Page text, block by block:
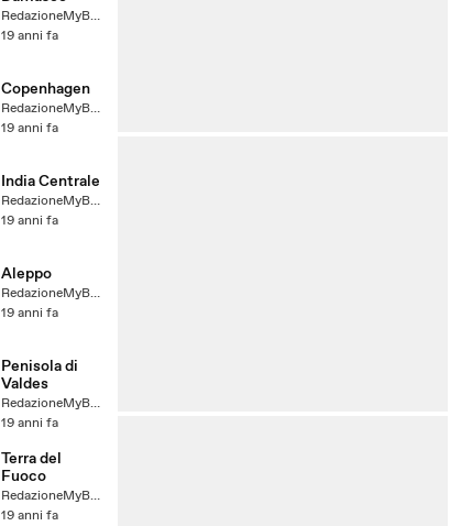
RedazioneMyBaggy
19 anni fa
Copenhagen
RedazioneMyBaggy
19 anni fa
India Centrale
RedazioneMyBaggy
19 anni fa
Aleppo
RedazioneMyBaggy
19 anni fa
Penisola di
Valdes
RedazioneMyBaggy
19 anni fa
Terra del
Fuoco
RedazioneMyBaggy
19 anni fa